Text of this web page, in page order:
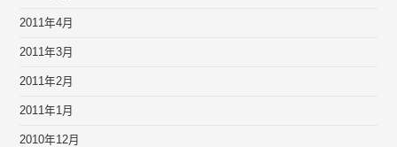
2011年4月
2011年3月
2011年2月
2011年1月
2010年12月